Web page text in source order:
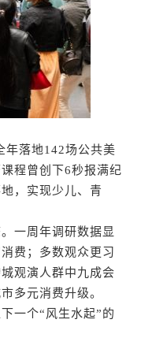
落地142场公共美
程曾创下6秒报满纪
，实现少儿、青
一周年调研数据显
费；多数观众更习
观演人群中九成会
多元消费升级。
一个“风生水起”的